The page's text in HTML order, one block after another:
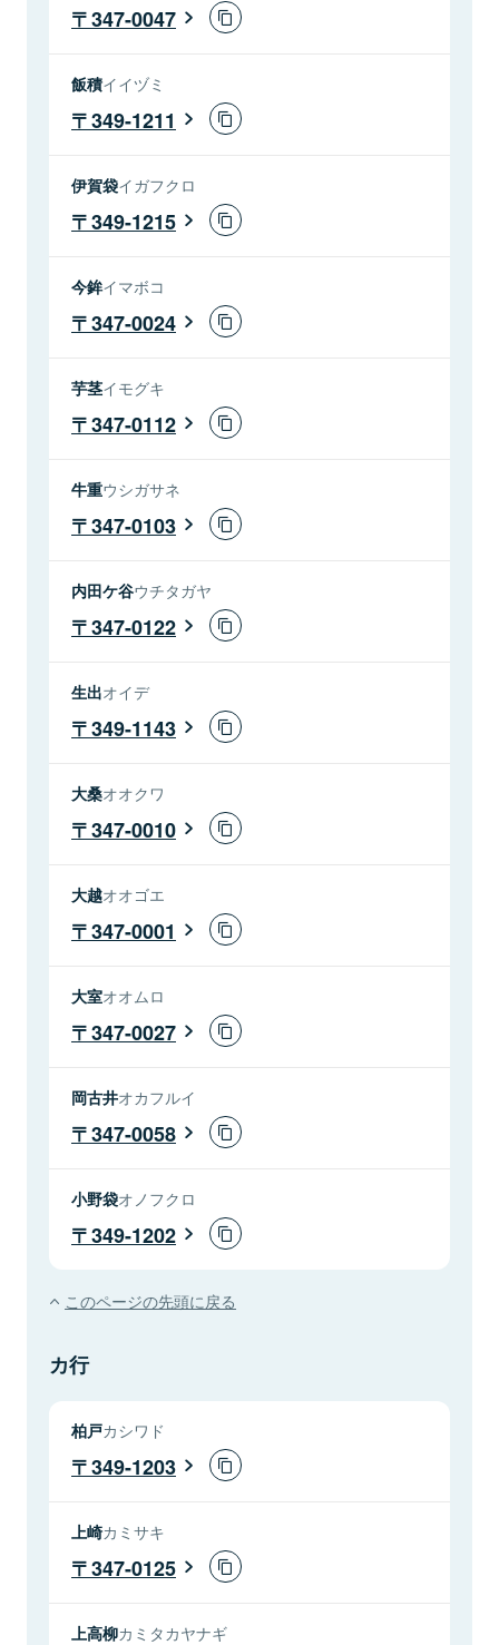
347-0047
飯積イイヅミ
349-1211
伊賀袋イガフクロ
349-1215
今鉾イマボコ
347-0024
芋茎イモグキ
347-0112
牛重ウシガサネ
347-0103
内田ケ谷ウチタガヤ
347-0122
生出オイデ
349-1143
大桑オオクワ
347-0010
大越オオゴエ
347-0001
大室オオムロ
347-0027
岡古井オカフルイ
347-0058
小野袋オノフクロ
349-1202
このページの先頭に戻る
カ行
柏戸カシワド
349-1203
上崎カミサキ
347-0125
上高柳カミタカヤナギ